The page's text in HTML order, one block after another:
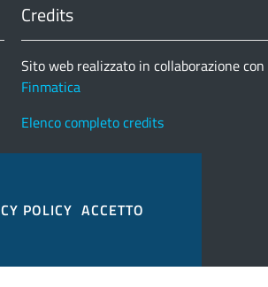
Credits
Sito web realizzato in collaborazione con
Finmatica
Elenco completo credits
POLICY ACCETTO